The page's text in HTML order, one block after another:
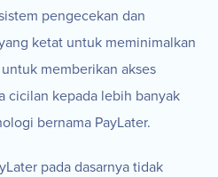
pengecekan dan
ketat untuk meminimalkan
memberikan akses
cicilan kepada lebih banyak
bernama PayLater.
pada dasarnya tidak